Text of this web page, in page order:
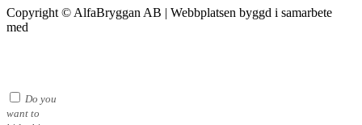
Copyright © AlfaBryggan AB | Webbplatsen byggd i samarbete
med
Do you
want to